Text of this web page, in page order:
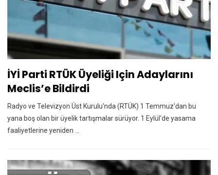
İYİ Parti RTÜK Üyeliği Için Adaylarını
Meclis’e Bildirdi
Radyo ve Televizyon Üst Kurulu'nda (RTÜK) 1 Temmuz'dan bu
yana boş olan bir üyelik tartışmalar sürüyor. 1 Eylül'de yasama
faaliyetlerine yeniden ...